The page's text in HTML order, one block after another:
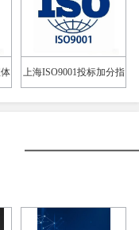
上海ISO9001投标加分指
南